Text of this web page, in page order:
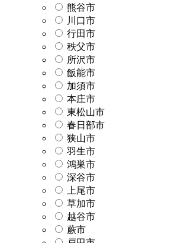
熊谷市
川口市
行田市
秩父市
所沢市
飯能市
加須市
本庄市
東松山市
春日部市
狭山市
羽生市
鴻巣市
深谷市
上尾市
草加市
越谷市
蕨市